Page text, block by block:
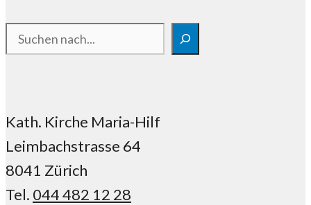
Suchen
Kath. Kirche Maria-Hilf
Leimbachstrasse 64
8041 Zürich
Tel. 044 482 12 28